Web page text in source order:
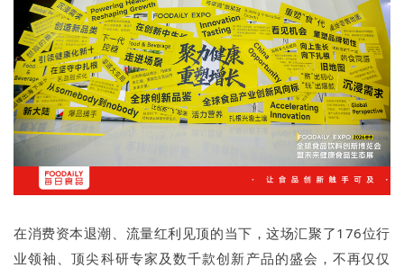
在消费资本退潮、流量红利见顶的当下，这场汇聚了176位行
业领袖、顶尖科研专家及数千款创新产品的盛会，不再仅仅